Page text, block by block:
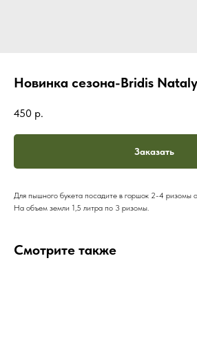
Новинка сезона-Bridis Nataly
450 р.
Заказать
Для пышного букета посадите в горшок 2-4 ризомы
На объем земли 1,5 литра по 3 ризомы.
Смотрите также